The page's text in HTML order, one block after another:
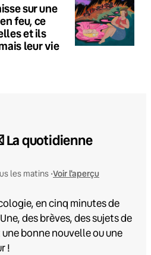
sur une
feu, ce
et ils
leur vie
La quotidienne
les matins •Voir l'aperçu
en cinq minutes de
des brèves, des sujets de
bonne nouvelle ou une
!